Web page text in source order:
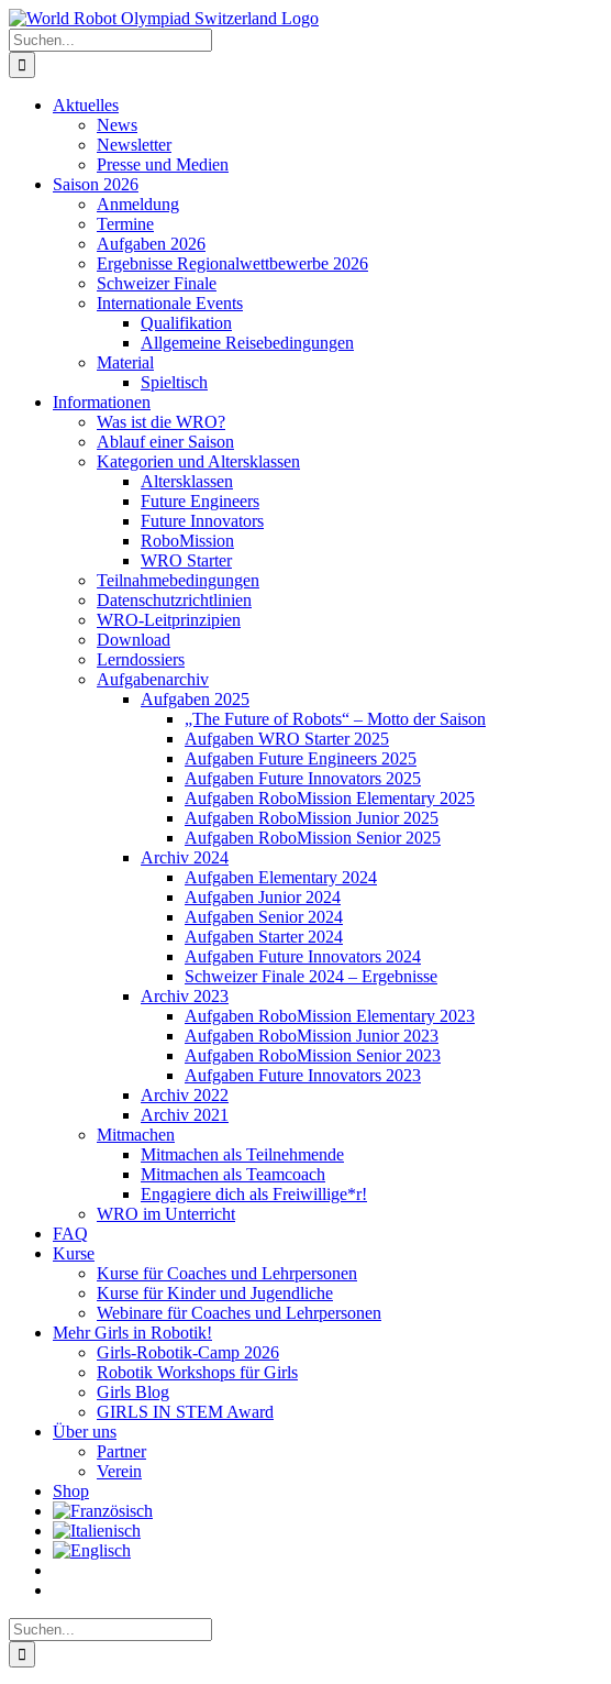
Zum
Inhalt
springen
Suche
nach:
Aktuelles
News
Newsletter
Presse und Medien
Saison 2026
Anmeldung
Termine
Aufgaben 2026
Ergebnisse Regionalwettbewerbe 2026
Schweizer Finale
Internationale Events
Qualifikation
Allgemeine Reisebedingungen
Material
Spieltisch
Informationen
Was ist die WRO?
Ablauf einer Saison
Kategorien und Altersklassen
Altersklassen
Future Engineers
Future Innovators
RoboMission
WRO Starter
Teilnahmebedingungen
Datenschutzrichtlinien
WRO-Leitprinzipien
Download
Lerndossiers
Aufgabenarchiv
Aufgaben 2025
„The Future of Robots“ – Motto der Saison
Aufgaben WRO Starter 2025
Aufgaben Future Engineers 2025
Aufgaben Future Innovators 2025
Aufgaben RoboMission Elementary 2025
Aufgaben RoboMission Junior 2025
Aufgaben RoboMission Senior 2025
Archiv 2024
Aufgaben Elementary 2024
Aufgaben Junior 2024
Aufgaben Senior 2024
Aufgaben Starter 2024
Aufgaben Future Innovators 2024
Schweizer Finale 2024 – Ergebnisse
Archiv 2023
Aufgaben RoboMission Elementary 2023
Aufgaben RoboMission Junior 2023
Aufgaben RoboMission Senior 2023
Aufgaben Future Innovators 2023
Archiv 2022
Archiv 2021
Mitmachen
Mitmachen als Teilnehmende
Mitmachen als Teamcoach
Engagiere dich als Freiwillige*r!
WRO im Unterricht
FAQ
Kurse
Kurse für Coaches und Lehrpersonen
Kurse für Kinder und Jugendliche
Webinare für Coaches und Lehrpersonen
Mehr Girls in Robotik!
Girls-Robotik-Camp 2026
Robotik Workshops für Girls
Girls Blog
GIRLS IN STEM Award
Über uns
Partner
Verein
Shop
Suche
nach: